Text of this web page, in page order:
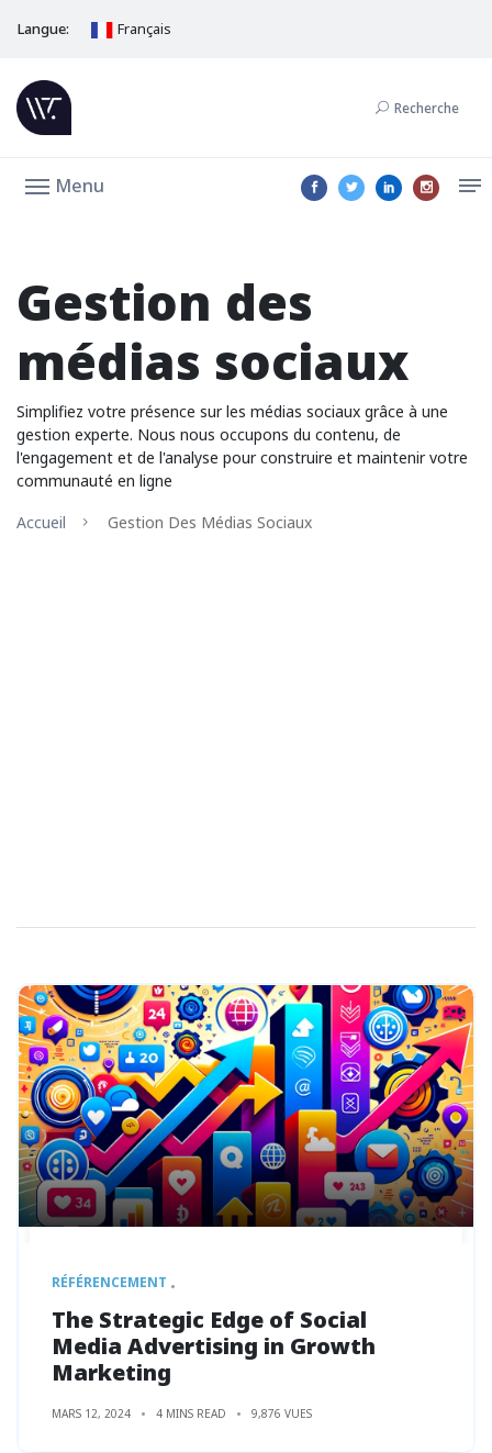
Langue: Français
Recherche
Menu
Gestion des
médias sociaux
Simplifiez votre présence sur les médias sociaux grâce à une
gestion experte. Nous nous occupons du contenu, de
l'engagement et de l'analyse pour construire et maintenir votre
communauté en ligne
Accueil
Gestion Des Médias Sociaux
RÉFÉRENCEMENT
The Strategic Edge of Social
Media Advertising in Growth
Marketing
MARS 12, 2024 4 MINS READ 9,876 VUES